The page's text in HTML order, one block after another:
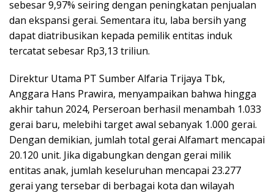
sebesar 9,97% seiring dengan peningkatan penjualan
dan ekspansi gerai. Sementara itu, laba bersih yang
dapat diatribusikan kepada pemilik entitas induk
tercatat sebesar Rp3,13 triliun.
Direktur Utama PT Sumber Alfaria Trijaya Tbk,
Anggara Hans Prawira, menyampaikan bahwa hingga
akhir tahun 2024, Perseroan berhasil menambah 1.033
gerai baru, melebihi target awal sebanyak 1.000 gerai.
Dengan demikian, jumlah total gerai Alfamart mencapai
20.120 unit. Jika digabungkan dengan gerai milik
entitas anak, jumlah keseluruhan mencapai 23.277
gerai yang tersebar di berbagai kota dan wilayah